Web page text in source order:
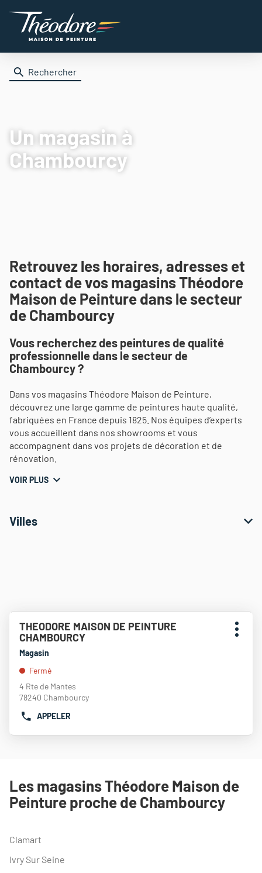
Rechercher
Un magasinà
Chambourcy
Retrouvez les horaires, adresses et
contact de vos magasins Théodore
Maison de Peinture dans le secteur
de Chambourcy
Vous recherchez des peintures de qualité
professionnelle dans le secteur de
Chambourcy ?
Dans vos magasins Théodore Maison de Peinture,
découvrez une large gamme de peintures haute qualité,
fabriquées en France depuis 1825. Nos équipes d’experts
vous accueillent dans nos showrooms et vous
accompagnent dans vos projets de décoration et de
rénovation.
VOIR PLUS
Villes
sur
touche
pour
obtenir
amples
Point
de
vente
:
THEODORE MAISON DE PEINTURE
CHAMBOURCY
Magasin
Fermé
4 Rte de Mantes
78240 Chambourcy
APPELER
AFFICHER
POINT
DE
VENTE
DE
PEINTURE
CHAMBOURCY
Plus
Les magasins Théodore Maison de
Peinture proche de Chambourcy
Clamart
Ivry Sur Seine